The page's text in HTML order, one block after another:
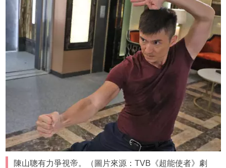
陳山聰有力爭視帝。（圖片來源：TVB《超能使者》劇